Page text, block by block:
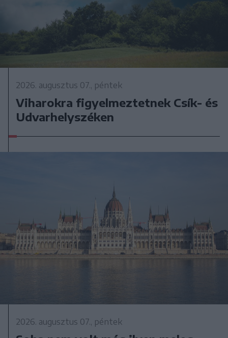
2026. augusztus 07., péntek
Viharokra figyelmeztetnek Csík- és
Udvarhelyszéken
2026. augusztus 07., péntek